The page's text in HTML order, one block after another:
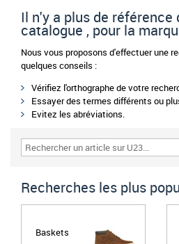
Il n'y a plus de référence
catalogue , pour la
Nous vous proposons d'effectuer une
quelques conseils :
Vérifiez l'orthographe de votre
Essayer des termes différents ou
Evitez les abréviations.
Recherches les plus
Baskets